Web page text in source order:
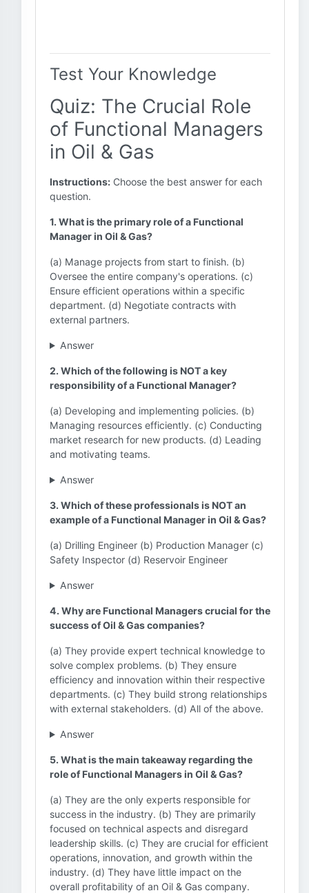
Test Your Knowledge
Quiz: The Crucial Role
of Functional Managers
in Oil & Gas
Instructions: Choose the best answer for each
question.
1. What is the primary role of a Functional
Manager in Oil & Gas?
(a) Manage projects from start to finish. (b)
Oversee the entire company's operations. (c)
Ensure efficient operations within a specific
department. (d) Negotiate contracts with
external partners.
Answer
2. Which of the following is NOT a key
responsibility of a Functional Manager?
(a) Developing and implementing policies. (b)
Managing resources efficiently. (c) Conducting
market research for new products. (d) Leading
and motivating teams.
Answer
3. Which of these professionals is NOT an
example of a Functional Manager in Oil & Gas?
(a) Drilling Engineer (b) Production Manager (c)
Safety Inspector (d) Reservoir Engineer
Answer
4. Why are Functional Managers crucial for the
success of Oil & Gas companies?
(a) They provide expert technical knowledge to
solve complex problems. (b) They ensure
efficiency and innovation within their respective
departments. (c) They build strong relationships
with external stakeholders. (d) All of the above.
Answer
5. What is the main takeaway regarding the
role of Functional Managers in Oil & Gas?
(a) They are the only experts responsible for
success in the industry. (b) They are primarily
focused on technical aspects and disregard
leadership skills. (c) They are crucial for efficient
operations, innovation, and growth within the
industry. (d) They have little impact on the
overall profitability of an Oil & Gas company.